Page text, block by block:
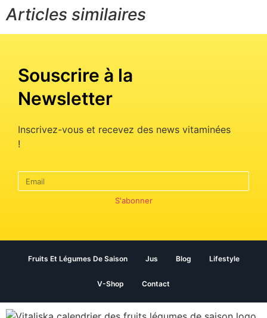
Articles similaires
Souscrire à la
Newsletter
Inscrivez-vous et recevez des news vitaminées
!
S'abonner
Fruits Et Légumes De Saison Jus Blog Lifestyle
V-Shop Contact